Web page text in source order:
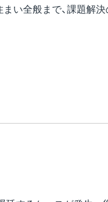
い全般まで、課題解